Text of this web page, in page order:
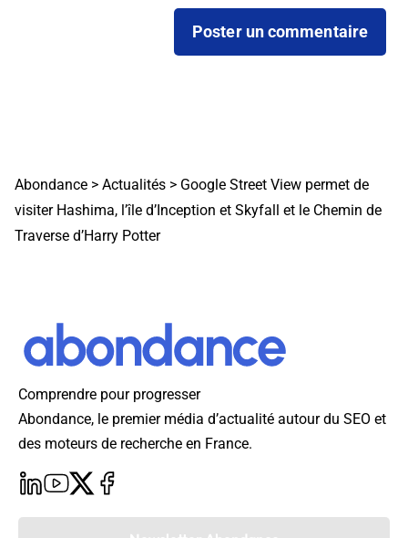
Abondance > Actualités > Google Street View permet de
visiter Hashima, l’île d’Inception et Skyfall et le Chemin de
Traverse d’Harry Potter
Comprendre pour progresser
Abondance, le premier média d’actualité autour du SEO et
des moteurs de recherche en France.